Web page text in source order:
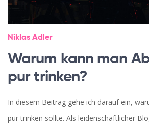
Niklas Adler
Warum kann man
pur trinken?
In diesem Beitrag gehe ich darauf ein,
pur trinken sollte. Als leidenschaftlicher